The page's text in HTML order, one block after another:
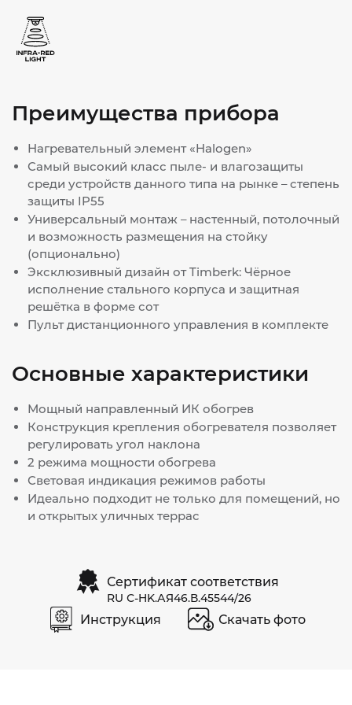
Преимущества прибора
Нагревательный элемент «Halogen»
Самый высокий класс пыле- и влагозащиты
среди устройств данного типа на рынке – степень
защиты IP55
Универсальный монтаж – настенный, потолочный
и возможность размещения на стойку
(опционально)
Эксклюзивный дизайн от Timberk: Чёрное
исполнение стального корпуса и защитная
решётка в форме сот
Пульт дистанционного управления в комплекте
Основные характеристики
Мощный направленный ИК обогрев
Конструкция крепления обогревателя позволяет
регулировать угол наклона
2 режима мощности обогрева
Световая индикация режимов работы
Идеально подходит не только для помещений, но
и открытых уличных террас
Сертификат соответствия
RU С-HK.АЯ46.В.45544/26
Инструкция Скачать фото